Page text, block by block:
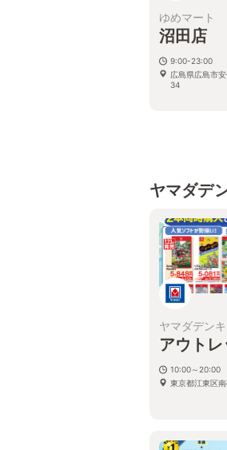
ゆめマート
沼田店
9:00-23:00
広島県広島市
34
ヤマダデ
ヤマダデンキ
アウト
10:00～20:00
東京都江東区